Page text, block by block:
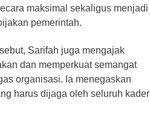
maksimal sekaligus menjadi
pemerintah.
Sarifah juga mengajak
dan memperkuat semangat
organisasi. Ia menegaskan
harus dijaga oleh seluruh kader